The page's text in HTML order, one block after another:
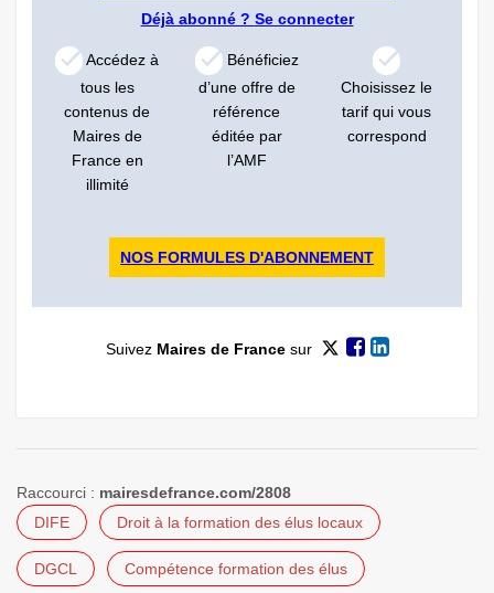
Déjà abonné ? Se connecter
Accédez à
tous les
contenus de
Maires de
France en
illimité
Bénéficiez
d’une offre de
référence
éditée par
l’AMF
Choisissez le
tarif qui vous
correspond
NOS FORMULES D'ABONNEMENT
Suivez Maires de Francesur
Raccourci : mairesdefrance.com/2808
DIFE
Droit à la formation des élus locaux
DGCL Compétence formation des élus